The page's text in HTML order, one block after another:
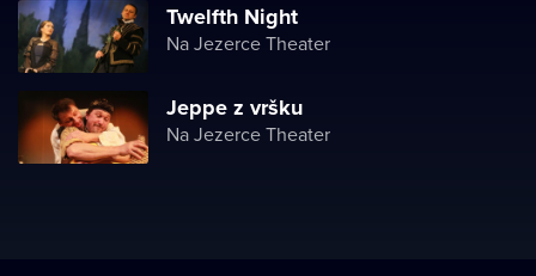
Twelfth Night
Na Jezerce Theater
Jeppe z vršku
Na Jezerce Theater